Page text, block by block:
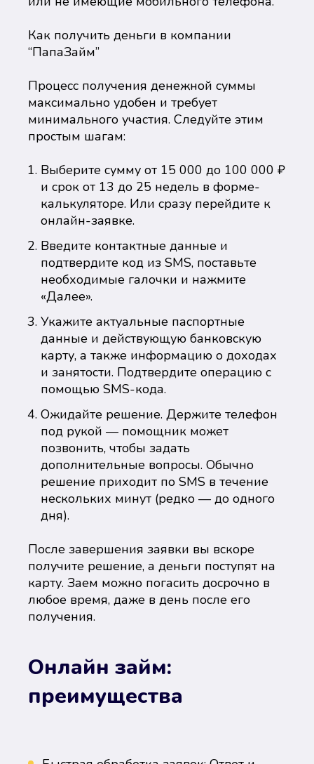
Как получить деньги в компании
“ПапаЗайм”
Процесс получения денежной суммы
максимально удобен и требует
минимального участия. Следуйте этим
простым шагам:
Выберите сумму от 15 000 до 100 000 ₽
и срок от 13 до 25 недель в форме-
калькуляторе. Или сразу перейдите к
онлайн-заявке.
Введите контактные данные и
подтвердите код из SMS, поставьте
необходимые галочки и нажмите
«Далее».
Укажите актуальные паспортные
данные и действующую банковскую
карту, а также информацию о доходах
и занятости. Подтвердите операцию с
помощью SMS-кода.
Ожидайте решение. Держите телефон
под рукой — помощник может
позвонить, чтобы задать
дополнительные вопросы. Обычно
решение приходит по SMS в течение
нескольких минут (редко — до одного
дня).
После завершения заявки вы вскоре
получите решение, а деньги поступят на
карту. Заем можно погасить досрочно в
любое время, даже в день после его
получения.
Онлайн займ:
преимущества